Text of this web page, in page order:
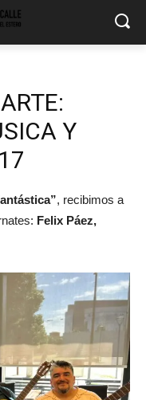
Y
, recibimos a
Felix Páez,